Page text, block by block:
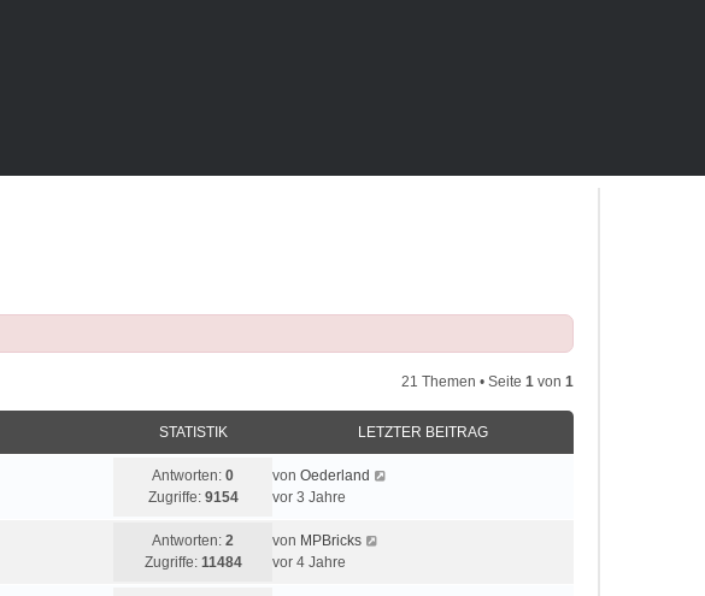
21 Themen • Seite 1 von 1
STATISTIK LETZTER BEITRAG
Antworten: 0
Zugriffe: 9154
von Oederland
vor 3 Jahre
Antworten: 2
Zugriffe: 11484
von MPBricks
vor 4 Jahre